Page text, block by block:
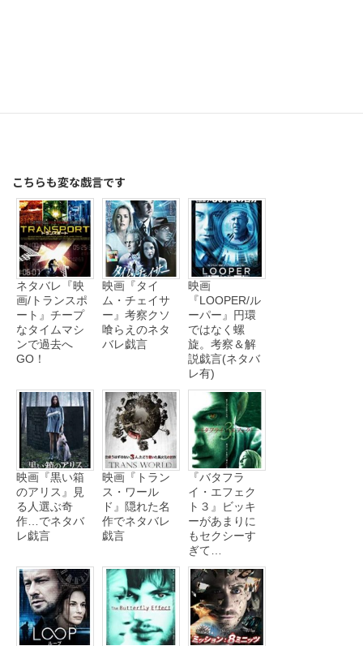
こちらも変な戯言です
ネタバレ『映
画/トランスポ
ート』チープ
なタイムマシ
ンで過去へ
GO！
映画『タイ
ム・チェイサ
ー』考察クソ
喰らえのネタ
バレ戯言
映画
『LOOPER/ル
ーパー』円環
ではなく螺
旋。考察＆解
説戯言(ネタバ
レ有)
映画『黒い箱
のアリス』見
る人選ぶ奇
作…でネタバ
レ戯言
映画『トラン
ス・ワール
ド』隠れた名
作でネタバレ
戯言
『バタフラ
イ・エフェク
ト３』ビッキ
ーがあまりに
もセクシーす
ぎて…